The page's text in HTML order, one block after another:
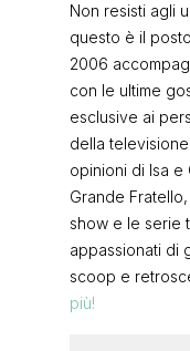
Non resisti agli
questo è il
2006
con le ultime
esclusive ai
della
opinioni di Isa e
Grande
show e le serie
appassionati di
scoop e
più!